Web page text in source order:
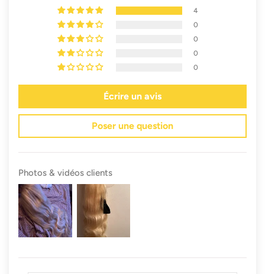
4
0
0
0
0
Écrire un avis
Poser une question
Photos & vidéos clients